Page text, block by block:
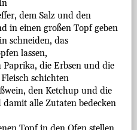
dem Salz und den
in einen großen Topf geben
schneiden, das
lassen,
Paprika, die Erbsen und die
schichten
den Ketchup und die
alle Zutaten bedecken